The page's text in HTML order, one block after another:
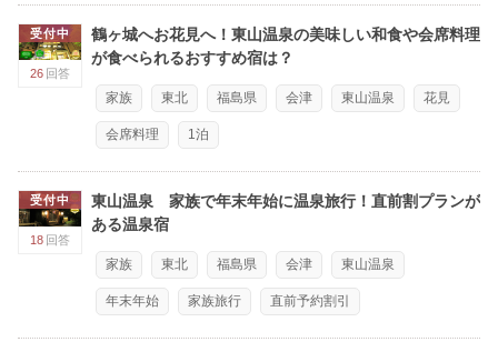
受付中
26 回答
鶴ヶ城へお花見へ！東山温泉の美味しい和食や会席料理
が食べられるおすすめ宿は？
家族 東北 福島県 会津 東山温泉 花見
会席料理 1泊
受付中
18 回答
東山温泉 家族で年末年始に温泉旅行！直前割プランが
ある温泉宿
家族 東北 福島県 会津 東山温泉
年末年始 家族旅行 直前予約割引